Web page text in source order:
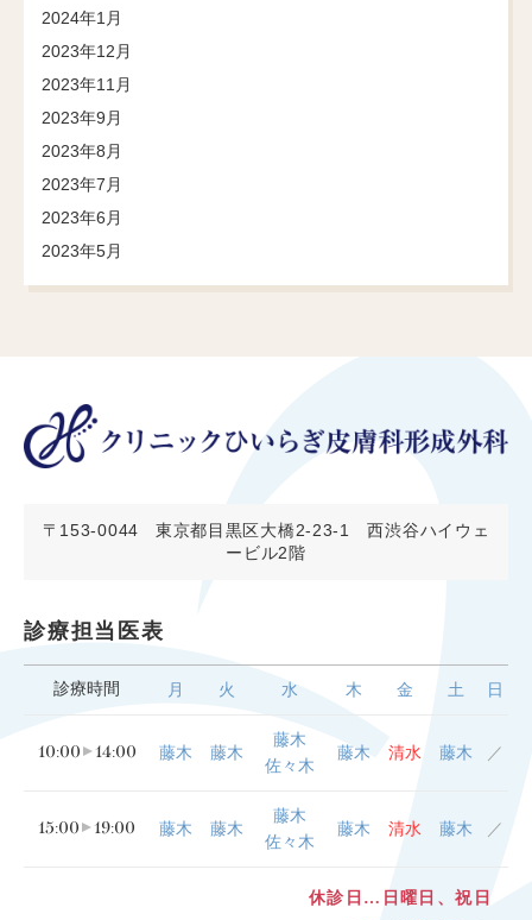
2024年1月
2023年12月
2023年11月
2023年9月
2023年8月
2023年7月
2023年6月
2023年5月
〒153-0044
東京都目黒区大橋2-23-1 西渋谷ハイウェ
ービル2階
診療担当医表
診療時間 月 火 水 木 金 土 日
10:00 14:00 藤木 藤木
藤木
佐々木
藤木 清水 藤木 ／
15:00 19:00 藤木 藤木
藤木
佐々木
藤木 清水 藤木 ／
休診日…日曜日、祝日